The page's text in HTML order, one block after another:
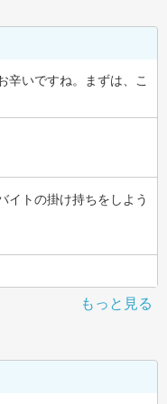
辛いですね。まずは、こ
イトの掛け持ちをしよう
もっと見る